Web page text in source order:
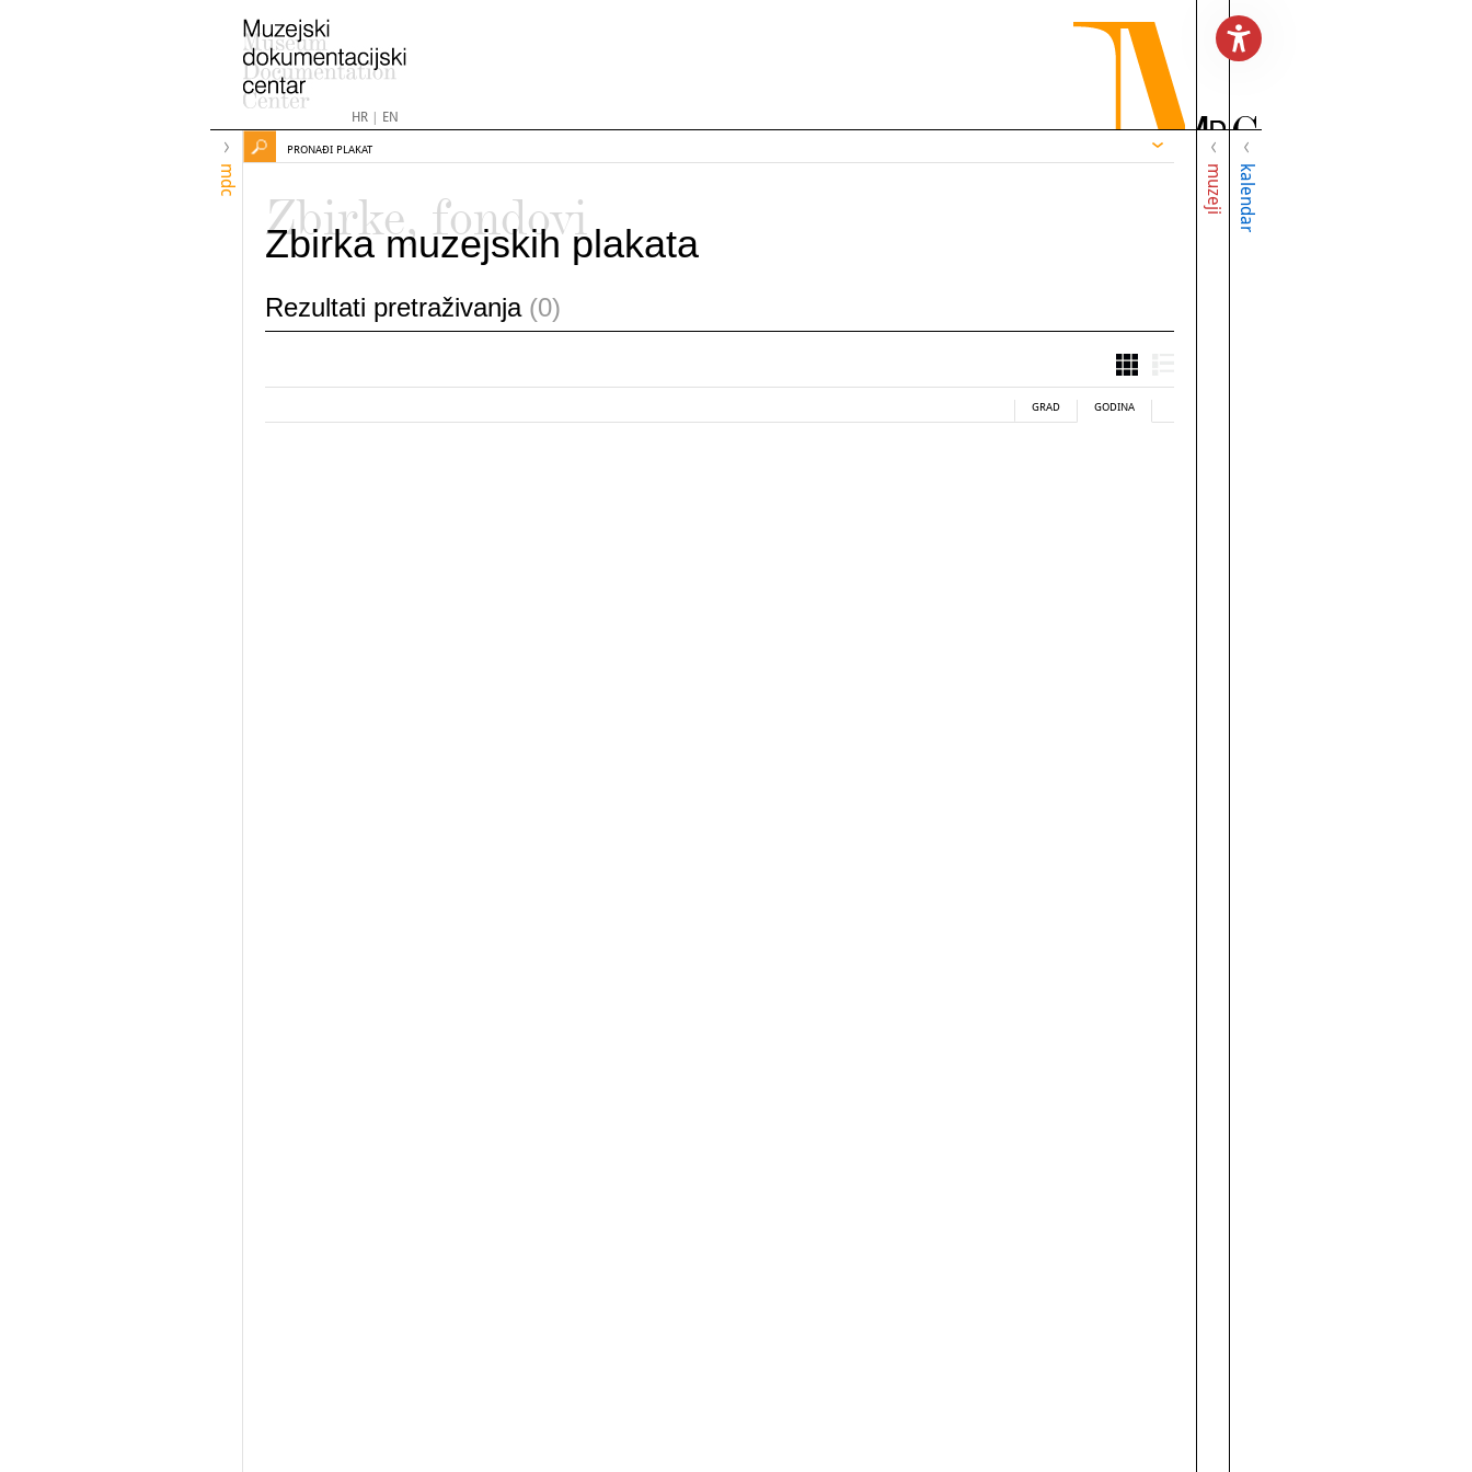
HR| EN
mdc muzeji kalendar
PRONAĐI PLAKAT
Zbirke, fondovi
Zbirka muzejskih plakata
Rezultati pretraživanja (0)
GRAD GODINA